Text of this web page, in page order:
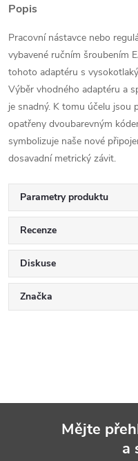
Popis
Pracovní nástavce nebo
vybavené ručním šroubením
tohoto adaptéru s
Výběr vhodného adaptéru a
je snadný. K tomu účelu jsou
opatřeny dvoubarevným
symbolizuje naše nové
dosavadní metrický závit.
Parametry produktu
Recenze
Diskuse
Značka
Mějte
a